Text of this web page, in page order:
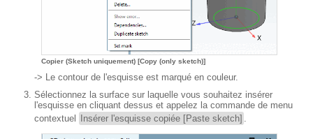
Copier (Sketch uniquement) [Copy (only sketch)]
-> Le contour de l'esquisse est marqué en couleur.
Sélectionnez la surface sur laquelle vous souhaitez insérer
l'esquisse en cliquant dessus et appelez la commande de menu
contextuel Insérer l'esquisse copiée [Paste sketch]